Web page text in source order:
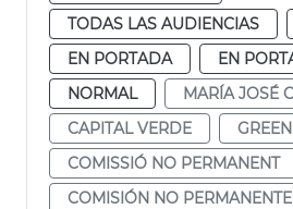
TODAS LAS AUDIENCIAS
EN PORTADA
EN
NORMAL
MARÍA JOSÉ
CAPITAL VERDE
COMISSIÓ NO PERMANENT
COMISIÓN NO PERMANENTE